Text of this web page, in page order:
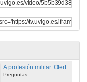
A profesión militar. Oferta de emprego pública das Forzas Armadas
Segunda intervención
3 de mar. de 2015
Preguntas